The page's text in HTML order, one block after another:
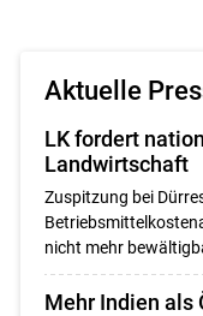
Aktuelle
LK fordert
Landwirtschaft
Zuspitzung bei
nicht mehr
Mehr Indien als